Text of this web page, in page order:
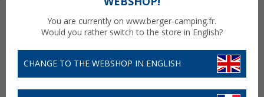
You are currently on www.berger-camping.fr.
Would you rather switch to the store in English?
CHANGE TO THE WEBSHOP IN ENGLISH